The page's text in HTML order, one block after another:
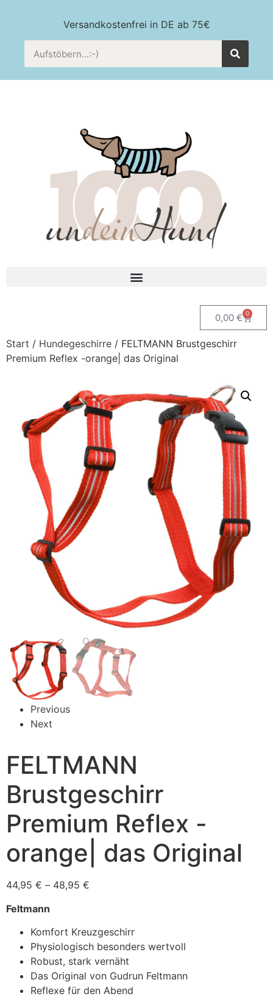
Versandkostenfrei in DE ab 75€
0,00 € 0
Start / Hundegeschirre / FELTMANN Brustgeschirr
Premium Reflex -orange| das Original
Previous
Next
FELTMANN
Brustgeschirr
Premium Reflex -
orange| das Original
44,95 € – 48,95 €
Feltmann
Komfort Kreuzgeschirr
Physiologisch besonders wertvoll
Robust, stark vernäht
Das Original von Gudrun Feltmann
Reflexe für den Abend